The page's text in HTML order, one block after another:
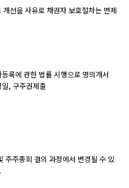
선을 사유로 채권자 보호절차는 면제
록에 관한 법률 시행으로 명의개서
, 구주권제출
주주총회 결의 과정에서 변경될 수 있